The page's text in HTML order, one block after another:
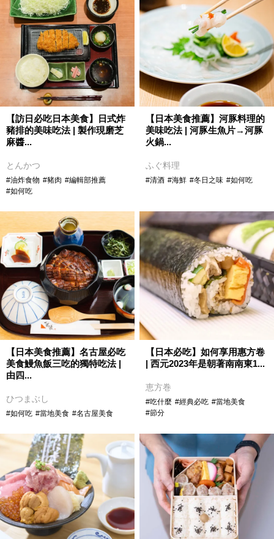
【訪日必吃日本美食】日式炸
豬排的美味吃法 | 製作現磨芝
麻醬...
とんかつ
#油炸食物 #豬肉 #編輯部推薦
#如何吃
【日本美食推薦】河豚料理的
美味吃法 | 河豚生魚片→河豚
火鍋...
ふぐ料理
#清酒 #海鮮 #冬日之味 #如何吃
【日本美食推薦】名古屋必吃
美食鰻魚飯三吃的獨特吃法 |
由四...
ひつまぶし
#如何吃 #當地美食 #名古屋美食
【日本必吃】如何享用惠方卷
| 西元2023年是朝著南南東1...
恵方巻
#吃什麼 #經典必吃 #當地美食
#節分